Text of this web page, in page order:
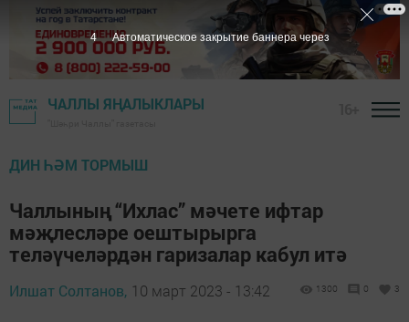
ЧАЛЛЫ ЯҢАЛЫКЛАРЫ
ДИН ҺӘМ ТОРМЫШ
Чаллының “Ихлас” мәчете ифтар
мәҗлесләре оештырырга
теләүчеләрдән гаризалар кабул итә
Илшат Солтанов, 10 март 2023 - 13:42 1300 0 3
3 Автоматическое закрытие баннера через